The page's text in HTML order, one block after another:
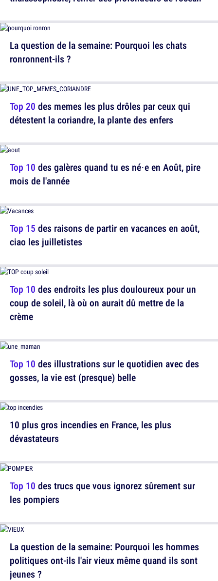
La question de la semaine: Pourquoi les chats
ronronnent-ils ?
Top 10 des galères quand tu es né·e en Août, pire
mois de l'année
Top 10 des endroits les plus douloureux pour un
coup de soleil, là où on aurait dû mettre de la
crème
10 plus gros incendies en France, les plus
dévastateurs
La question de la semaine: Pourquoi les hommes
politiques ont-ils l'air vieux même quand ils sont
jeunes ?
Top 20 des memes les plus drôles par ceux qui
détestent la coriandre, la plante des enfers
Top 15 des raisons de partir en vacances en août,
ciao les juilletistes
Top 10 des illustrations sur le quotidien avec des
gosses, la vie est (presque) belle
Top 10 des trucs que vous ignorez sûrement sur
les pompiers